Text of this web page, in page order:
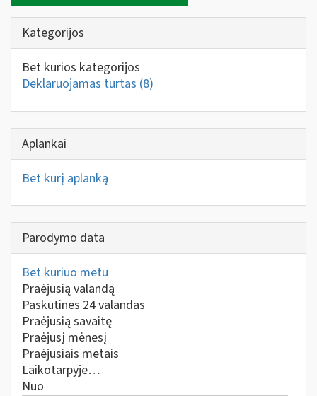
Kategorijos
Bet kurios kategorijos
Deklaruojamas turtas (8)
Aplankai
Bet kurį aplanką
Parodymo data
Bet kuriuo metu
Praėjusią valandą
Paskutines 24 valandas
Praėjusią savaitę
Praėjusį mėnesį
Praėjusiais metais
Laikotarpyje…
Nuo